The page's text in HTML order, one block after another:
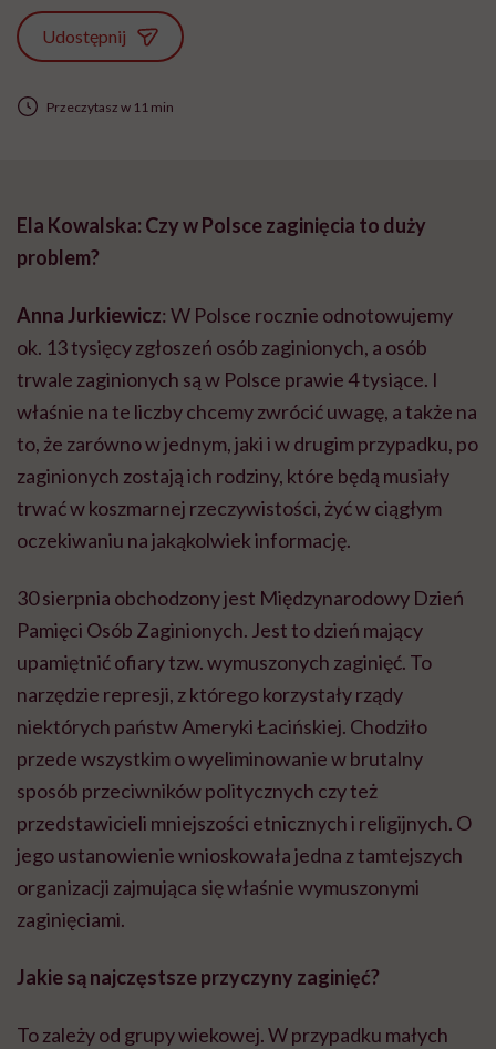
Udostępnij
Przeczytasz w 11 min
Ela Kowalska: Czy w Polsce zaginięcia to duży
problem?
Anna Jurkiewicz: W Polsce rocznie odnotowujemy
ok. 13 tysięcy zgłoszeń osób zaginionych, a osób
trwale zaginionych są w Polsce prawie 4 tysiące. I
właśnie na te liczby chcemy zwrócić uwagę, a także na
to, że zarówno w jednym,jakiiw drugim przypadku, po
zaginionych zostają ich rodziny, które będą musiały
trwać w koszmarnej rzeczywistości, żyć w ciągłym
oczekiwaniu na jakąkolwiek informację.
30 sierpnia obchodzony jest Międzynarodowy Dzień
Pamięci Osób Zaginionych. Jest to dzień mający
upamiętnić ofiary tzw. wymuszonych zaginięć. To
narzędzie represji, z którego korzystały rządy
niektórych państw Ameryki Łacińskiej. Chodziło
przede wszystkim o wyeliminowanie w brutalny
sposób przeciwników politycznych czy też
przedstawicieli mniejszości etnicznych i religijnych. O
jego ustanowienie wnioskowała jedna z tamtejszych
organizacji zajmująca się właśnie wymuszonymi
zaginięciami.
Jakie są najczęstsze przyczyny zaginięć?
To zależy od grupy wiekowej. W przypadku małych